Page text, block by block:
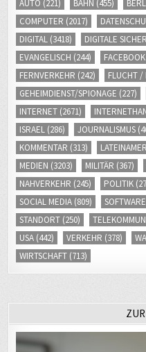
FERNVERKEHR(242) FLUCHT /
GEHEIMDIENST/SPIONAGE(227)
INTERNET(2671)
ISRAEL(286) JOURNALISMUS
KOMMENTAR(313)
MEDIEN(3203) MILITÄR(367)
NAHVERKEHR (245) POLITIK
SOCIAL MEDIA(809) SOFTWARE
STANDORT(250)
USA(442) VERKEHR(378)
WIRTSCHAFT(713)